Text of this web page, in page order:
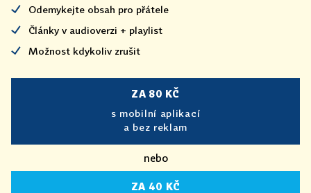
Odemykejte obsah pro přátele
Články v audioverzi + playlist
Možnost kdykoliv zrušit
ZA 80 KČ
s mobilní aplikací
a bez reklam
nebo
ZA 40 KČ